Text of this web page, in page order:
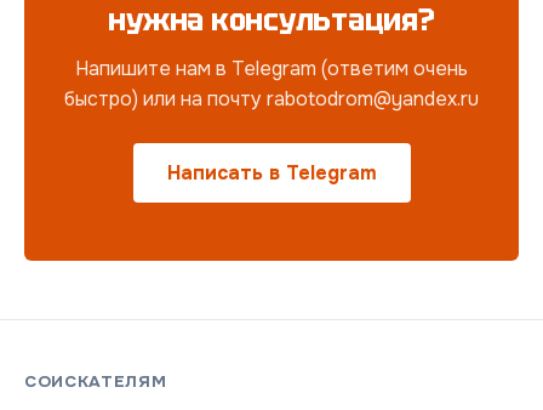
нужна консультация?
Напишите нам в Telegram (ответим очень
быстро) или на почту rabotodrom@yandex.ru
Написать в Telegram
СОИСКАТЕЛЯМ